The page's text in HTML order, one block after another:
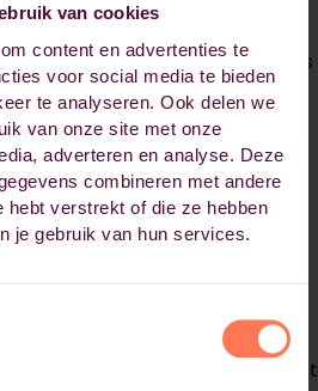
van cookies
content en advertenties te
voor social media te bieden
te analyseren. Ook delen we
van onze site met onze
adverteren en analyse. Deze
combineren met andere
hebt verstrekt of die ze hebben
je gebruik van hun services.
we gebruiken voor evaluaties
ons geanonimiseerd en zijn dus
Wij zullen uw gegevens niet
tenzij u daarvoor
hebt gegeven of wij
bijvoorbeeld in het kader
onderwijs.
van cookies. Cookies zijn
automatisch door de
worden geplaatst. Met